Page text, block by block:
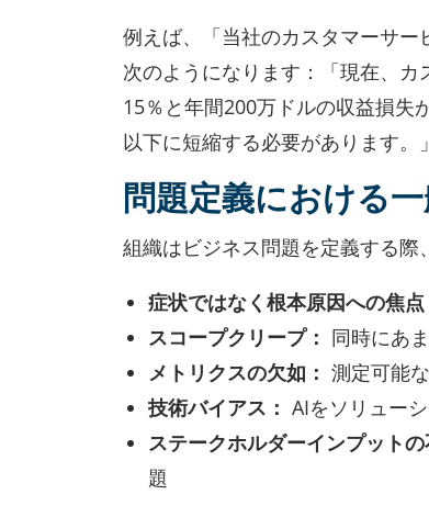
例えば、「当社のカスタマーサ
次のようになります：「現在、
15％と年間200万ドルの収益損失
以下に短縮する必要があります。」
問題定義における
組織はビジネス問題を定義する際
症状ではなく根本原因への焦点
スコープクリープ： 同時にあ
メトリクスの欠如： 測定可能
技術バイアス： AIをソリュー
ステークホルダーインプットの
題